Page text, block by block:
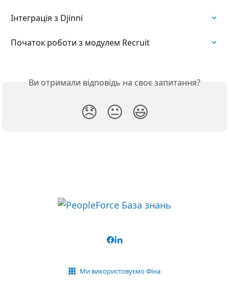
Інтеграція з Djinni
Початок роботи з модулем Recruit
Ви отримали відповідь на своє запитання?
😞 😐 😃
Ми використовуємо Фіна